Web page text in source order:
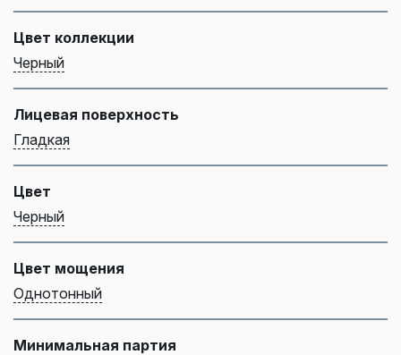
Цвет коллекции
Черный
Лицевая поверхность
Гладкая
Цвет
Черный
Цвет мощения
Однотонный
Минимальная партия